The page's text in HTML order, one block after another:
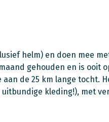
helm) en doen mee
gehouden en is ooit
de 25 km lange tocht.
kleding!), met